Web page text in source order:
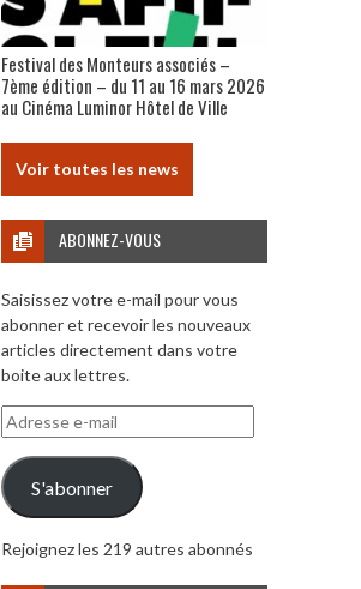
Festival des Monteurs associés –
7ème édition – du 11 au 16 mars 2026
au Cinéma Luminor Hôtel de Ville
Voir toutes les news
ABONNEZ-VOUS
Saisissez votre e-mail pour vous
abonner et recevoir les nouveaux
articles directement dans votre
boite aux lettres.
Adresse
e-
mail
S'abonner
Rejoignez les 219 autres abonnés